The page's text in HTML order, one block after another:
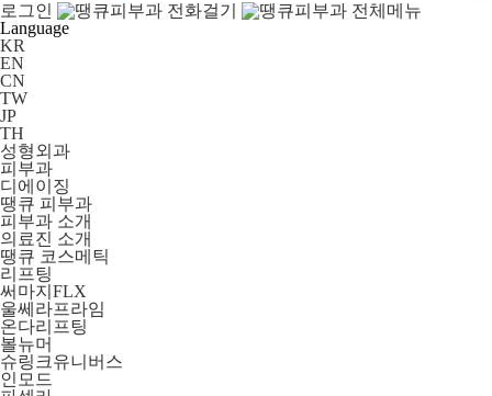
로그인
Language
KR
EN
CN
TW
JP
TH
성형외과
피부과
디에이징
땡큐 피부과
피부과 소개
의료진 소개
땡큐 코스메틱
리프팅
써마지FLX
울쎄라프라임
온다리프팅
볼뉴머
슈링크유니버스
인모드